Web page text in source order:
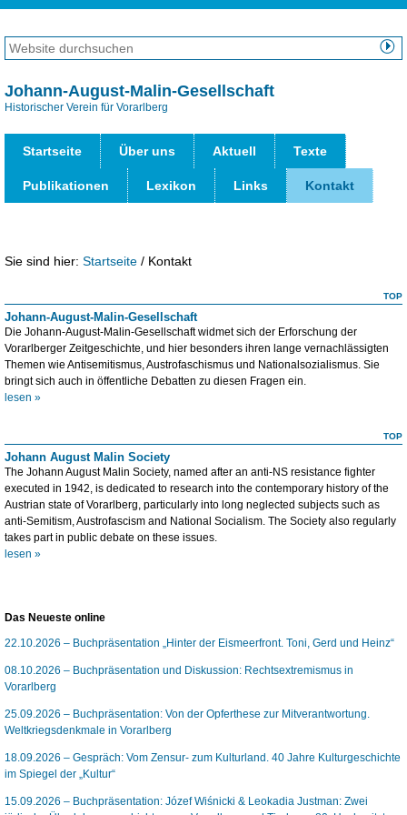
zum
Inhalt
Direkt
zur
Navigation
Website
durchsuchen
Startseite Über uns Aktuell Texte
Publikationen Lexikon Links Kontakt
Johann-August-Malin-Gesellschaft
Historischer Verein für Vorarlberg
Sie sind hier: Startseite / Kontakt
Johann-August-Malin-Gesellschaft
Die Johann-August-Malin-Gesellschaft widmet sich der Erforschung der
Vorarlberger Zeitgeschichte, und hier besonders ihren lange vernachlässigten
Themen wie Antisemitismus, Austrofaschismus und Nationalsozialismus. Sie
bringt sich auch in öffentliche Debatten zu diesen Fragen ein.
lesen »
TOP
Johann August Malin Society
The Johann August Malin Society, named after an anti-NS resistance fighter
executed in 1942, is dedicated to research into the contemporary history of the
Austrian state of Vorarlberg, particularly into long neglected subjects such as
anti-Semitism, Austrofascism and National Socialism. The Society also regularly
takes part in public debate on these issues.
lesen »
TOP
Das Neueste online
22.10.2026 – Buchpräsentation „Hinter der Eismeerfront. Toni, Gerd und Heinz“
08.10.2026 – Buchpräsentation und Diskussion: Rechtsextremismus in
Vorarlberg
25.09.2026 – Buchpräsentation: Von der Opferthese zur Mitverantwortung.
Weltkriegsdenkmale in Vorarlberg
18.09.2026 – Gespräch: Vom Zensur- zum Kulturland. 40 Jahre Kulturgeschichte
im Spiegel der „Kultur“
15.09.2026 – Buchpräsentation: Józef Wiśnicki & Leokadia Justman: Zwei